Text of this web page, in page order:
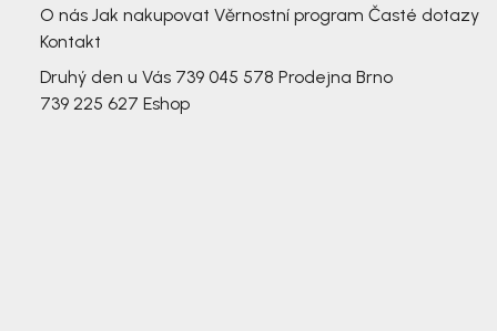
O nás Jak nakupovat Věrnostní program Časté dotazy
Kontakt
Druhý den u Vás 739 045 578 Prodejna Brno
739 225 627 Eshop